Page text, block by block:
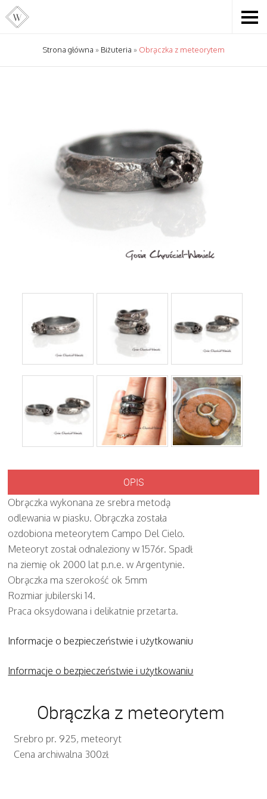
Strona główna » Biżuteria » Obrączka z meteorytem
OPIS
Obrączka wykonana ze srebra metodą
odlewania w piasku. Obrączka została
ozdobiona meteorytem Campo Del Cielo.
Meteoryt został odnaleziony w 1576r. Spadł
na ziemię ok 2000 lat p.n.e. w Argentynie.
Obrączka ma szerokość ok 5mm
Rozmiar jubilerski 14.
Praca oksydowana i delikatnie przetarta.
Informacje o bezpieczeństwie i użytkowaniu
Informacje o bezpieczeństwie i użytkowaniu
Obrączka z meteorytem
Srebro pr. 925, meteoryt
Cena archiwalna 300zł